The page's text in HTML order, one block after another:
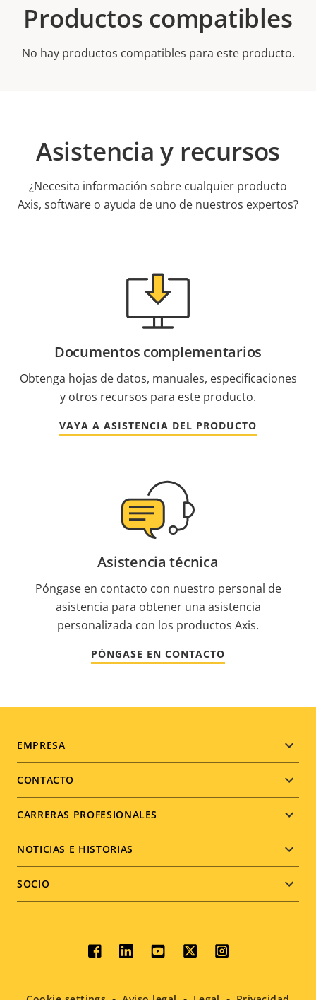
Productos compatibles
No hay productos compatibles para este producto.
Asistencia y recursos
¿Necesita información sobre cualquier producto
Axis, software o ayuda de uno de nuestros expertos?
Documentos complementarios
Obtenga hojas de datos, manuales, especificaciones
y otros recursos para este producto.
VAYA A ASISTENCIA DEL PRODUCTO
Asistencia técnica
Póngase en contacto con nuestro personal de
asistencia para obtener una asistencia
personalizada con los productos Axis.
PÓNGASE EN CONTACTO
Footer
menu
EMPRESA
CONTACTO
CARRERAS PROFESIONALES
NOTICIAS E HISTORIAS
SOCIO
Social
menu